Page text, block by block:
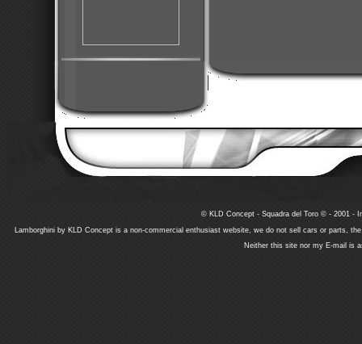
© KLD Concept - Squadra del Toro © - 2001 -
Lamborghini by KLD Concept is a non-commercial enthusiast website, we do not sell cars or parts,
Neither this site nor my E-mail is